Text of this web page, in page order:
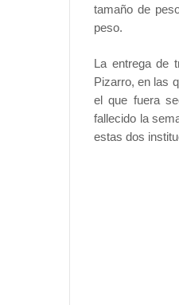
tamaño de
peso.
La entrega de
Pizarro, en las
el que fuera
fallecido la
estas dos